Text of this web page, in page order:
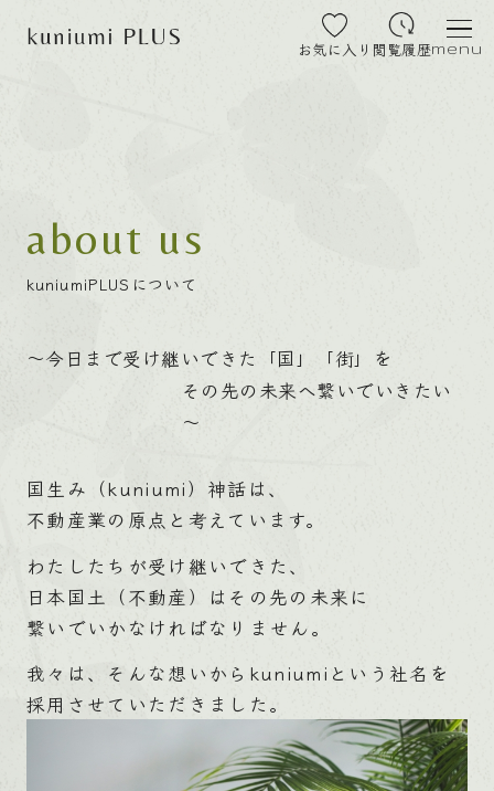
お気に入り 閲覧履歴menu
about us
kuniumiPLUSについて
～今日まで受け継いできた「国」「街」を
その先の未来へ繋いでいきたい
～
国生み（kuniumi）神話は、
不動産業の原点と考えています。
わたしたちが受け継いできた、
日本国土（不動産）はその先の未来に
繋いでいかなければなりません。
我々は、そんな想いからkuniumiという社名を
採用させていただきました。